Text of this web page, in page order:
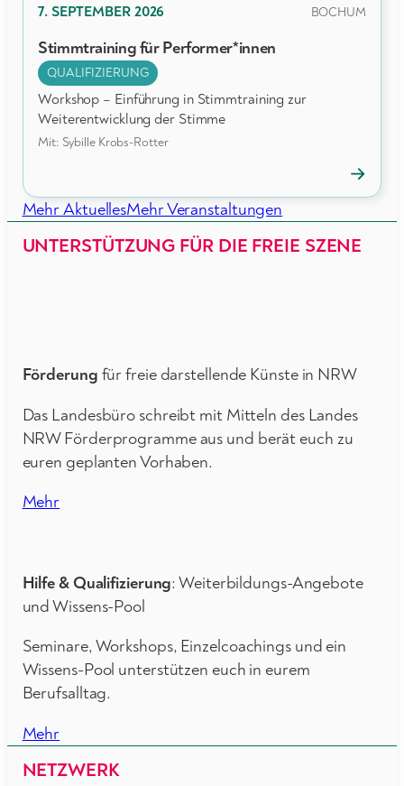
PRÄSENZ
7. SEPTEMBER 2026 BOCHUM
Stimmtraining für Performer*innen
QUALIFIZIERUNG
Workshop – Einführung in Stimmtraining zur
Weiterentwicklung der Stimme
Mit: Sybille Krobs-Rotter
öffnen
→
Mehr AktuellesMehr Veranstaltungen
UNTERSTÜTZUNG FÜR DIE FREIE SZENE
Förderung für freie darstellende Künste in NRW
Das Landesbüro schreibt mit Mitteln des Landes
NRW Förderprogramme aus und berät euch zu
euren geplanten Vorhaben.
Mehr
Hilfe & Qualifizierung: Weiterbildungs-Angebote
und Wissens-Pool
Seminare, Workshops, Einzelcoachings und ein
Wissens-Pool unterstützen euch in eurem
Berufsalltag.
Mehr
NETZWERK